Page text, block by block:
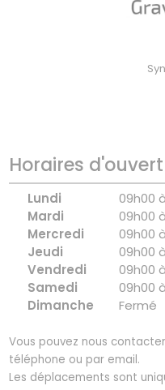
Horaires
Lundi
09h00
Mardi
09h00
Mercredi
09h00
Jeudi
09h00
Vendredi
09h00
Samedi
09h00
Dimanche
Fermé
Vous pouvez nous
téléphone ou par email.
Les déplacements sont